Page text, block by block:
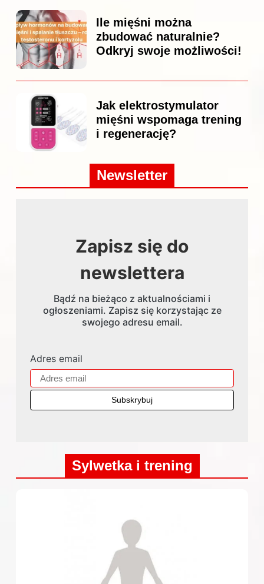
Ile mięśni można
zbudować naturalnie?
Odkryj swoje możliwości!
Jak elektrostymulator
mięśni wspomaga trening
i regenerację?
Newsletter
Zapisz się do
newslettera
Bądź na bieżąco z aktualnościami i
ogłoszeniami. Zapisz się korzystając ze
swojego adresu email.
Adres email
Sylwetka i trening